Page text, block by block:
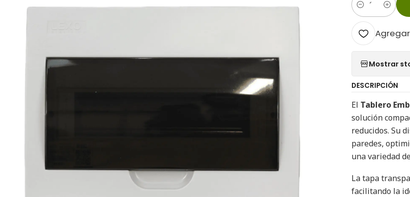
Cantidad
Mostrar
DESCRIPCIÓN
El Tablero
solución
reducidos. Su
paredes,
una variedad
La tapa
facilitando la